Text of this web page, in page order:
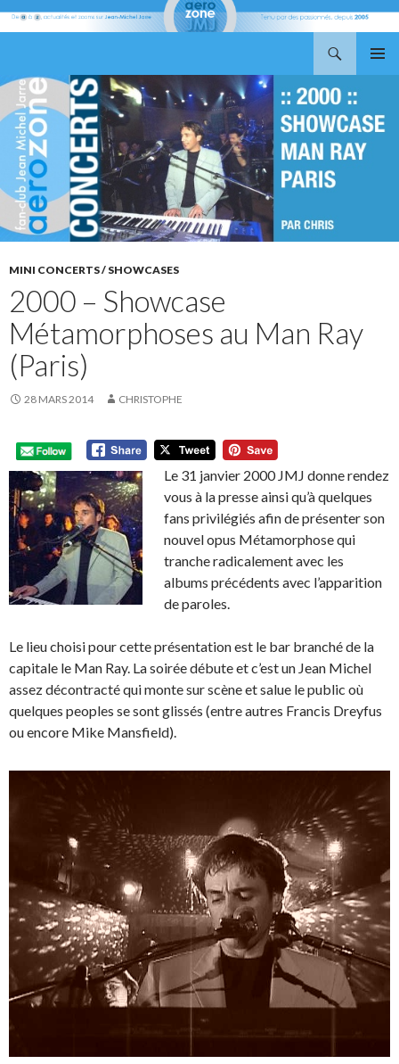
AU
CONTENU
MINI CONCERTS / SHOWCASES
2000 – Showcase
Métamorphoses au Man Ray
(Paris)
28 MARS 2014 CHRISTOPHE
Le 31 janvier 2000 JMJ donne rendez
vous à la presse ainsi qu’à quelques
fans privilégiés afin de présenter son
nouvel opus Métamorphose qui
tranche radicalement avec les
albums précédents avec l’apparition
de paroles.
Le lieu choisi pour cette présentation est le bar branché de la
capitale le Man Ray. La soirée débute et c’est un Jean Michel
assez décontracté qui monte sur scène et salue le public où
quelques peoples se sont glissés (entre autres Francis Dreyfus
ou encore Mike Mansfield).